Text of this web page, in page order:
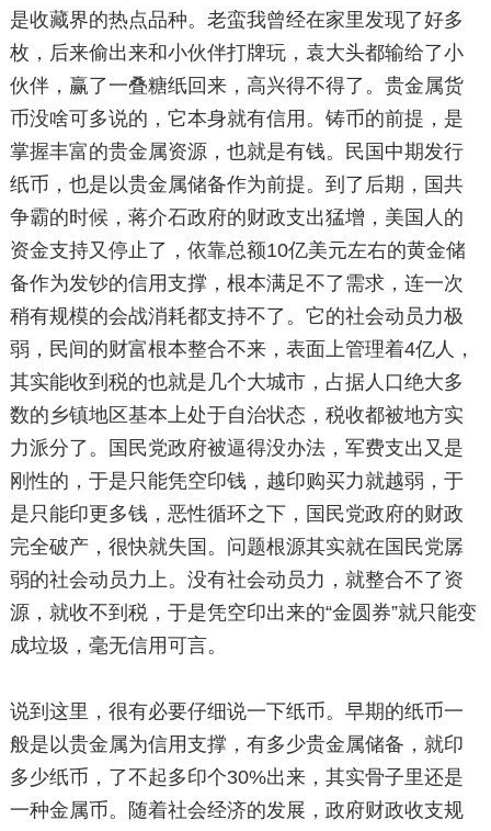
是收藏界的热点品种。老蛮我曾经在家里发现了好多
枚，后来偷出来和小伙伴打牌玩，袁大头都输给了小
伙伴，赢了一叠糖纸回来，高兴得不得了。贵金属货
币没啥可多说的，它本身就有信用。铸币的前提，是
掌握丰富的贵金属资源，也就是有钱。民国中期发行
纸币，也是以贵金属储备作为前提。到了后期，国共
争霸的时候，蒋介石政府的财政支出猛增，美国人的
资金支持又停止了，依靠总额10亿美元左右的黄金储
备作为发钞的信用支撑，根本满足不了需求，连一次
稍有规模的会战消耗都支持不了。它的社会动员力极
弱，民间的财富根本整合不来，表面上管理着4亿人，
其实能收到税的也就是几个大城市，占据人口绝大多
数的乡镇地区基本上处于自治状态，税收都被地方实
力派分了。国民党政府被逼得没办法，军费支出又是
刚性的，于是只能凭空印钱，越印购买力就越弱，于
是只能印更多钱，恶性循环之下，国民党政府的财政
完全破产，很快就失国。问题根源其实就在国民党孱
弱的社会动员力上。没有社会动员力，就整合不了资
源，就收不到税，于是凭空印出来的“金圆券”就只能变
成垃圾，毫无信用可言。
说到这里，很有必要仔细说一下纸币。早期的纸币一
般是以贵金属为信用支撑，有多少贵金属储备，就印
多少纸币，了不起多印个30%出来，其实骨子里还是
一种金属币。随着社会经济的发展，政府财政收支规